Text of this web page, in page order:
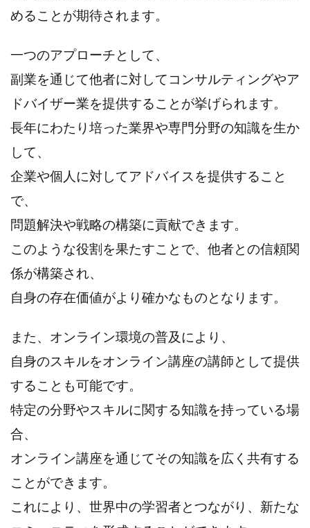
めることが期待されます。
一つのアプローチとして、
副業を通じて他者に対してコンサルティングやア
ドバイザー業を提供することが挙げられます。
長年にわたり培った業界や専門分野の知識を生か
して、
企業や個人に対してアドバイスを提供すること
で、
問題解決や戦略の構築に貢献できます。
このような役割を果たすことで、他者との信頼関
係が構築され、
自身の存在価値がより確かなものとなります。
また、オンライン環境の普及により、
自身のスキルをオンライン講座の講師として提供
することも可能です。
特定の分野やスキルに関する知識を持っている場
合、
オンライン講座を通じてその知識を広く共有する
ことができます。
これにより、世界中の学習者とつながり、新たな